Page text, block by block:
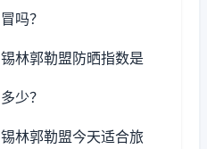
冒吗？
锡林郭勒盟防晒指数是
多少？
锡林郭勒盟今天适合旅